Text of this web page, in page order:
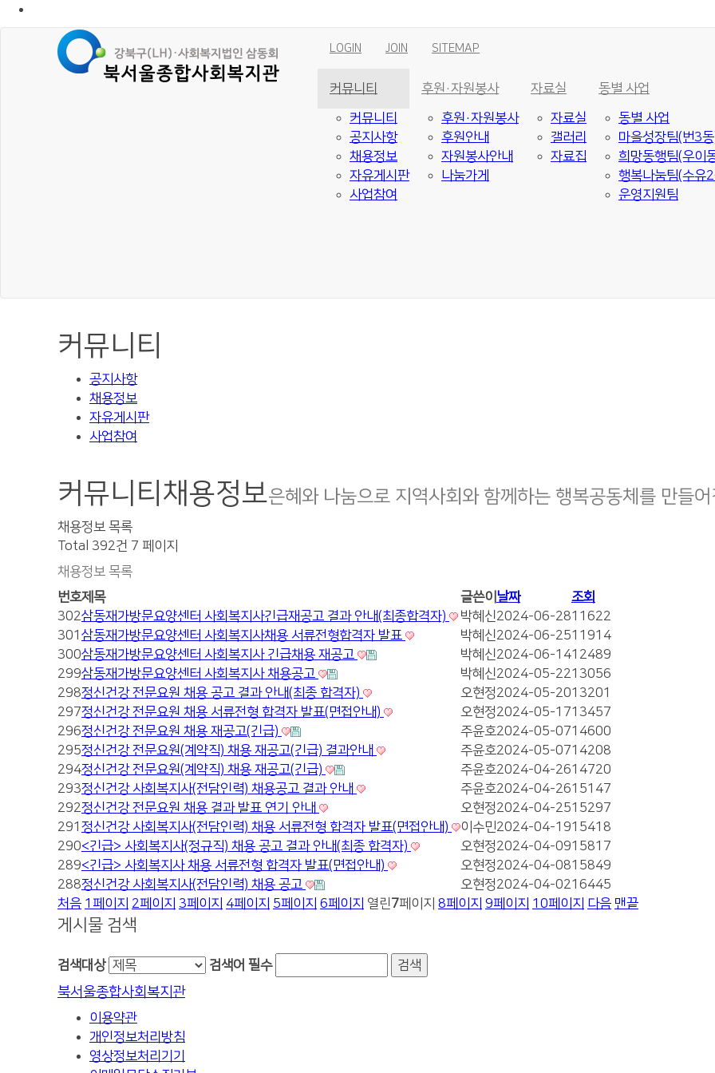
LOGIN JOIN SITEMAP
커뮤니티
커뮤니티
공지사항
채용정보
자유게시판
사업참여
후원·자원봉사
후원·자원봉사
후원안내
자원봉사안내
나눔가게
자료실
자료실
갤러리
자료집
동별 사업
동별 사업
마을성장팀(번3
희망동행팀(우이
행복나눔팀(수유
운영지원팀
커뮤니티
공지사항
채용정보
자유게시판
사업참여
커뮤니티 채용정보은혜와 나눔으로 지역사회와 함께하는 행복공동체를 만들
채용정보 목록
Total 392건 7 페이지
채용정보 목록
번호제목 글쓴이 날짜
조회
302삼동재가방문요양센터 사회복지사긴급재공고 결과 안내(최종합격자) 박혜신2024-06-2811622
301 삼동재가방문요양센터 사회복지사채용 서류전형합격자 발표 박혜신2024-06-2511914
300삼동재가방문요양센터 사회복지사 긴급채용 재공고 박혜신2024-06-1412489
299삼동재가방문요양센터 사회복지사 채용공고 박혜신2024-05-2213056
298정신건강 전문요원 채용 공고 결과 안내(최종 합격자) 오현정2024-05-2013201
297정신건강 전문요원 채용 서류전형 합격자 발표(면접안내) 오현정2024-05-1713457
296정신건강 전문요원 채용 재공고(긴급) 주윤호2024-05-0714600
295정신건강 전문요원(계약직) 채용 재공고(긴급) 결과안내 주윤호2024-05-0714208
294정신건강 전문요원(계약직) 채용 재공고(긴급) 주윤호2024-04-2614720
293정신건강 사회복지사(전담인력) 채용공고 결과 안내 주윤호2024-04-2615147
292정신건강 전문요원 채용 결과 발표 연기 안내 오현정2024-04-2515297
291 정신건강 사회복지사(전담인력) 채용 서류전형 합격자 발표(면접안내) 이수민2024-04-1915418
290<긴급> 사회복지사(정규직) 채용 공고 결과 안내(최종 합격자) 오현정2024-04-0915817
289<긴급> 사회복지사 채용 서류전형 합격자 발표(면접안내) 오현정2024-04-0815849
288정신건강 사회복지사(전담인력) 채용 공고 오현정2024-04-0216445
처음 1 페이지 2페이지 3페이지 4페이지 5페이지 6페이지 열린7페이지 8페이지 9페이지 10페이지 다음 맨끝
게시물 검색
검색대상 검색어 필수
북서울종합사회복지관
이용약관
개인정보처리방침
영상정보처리기기